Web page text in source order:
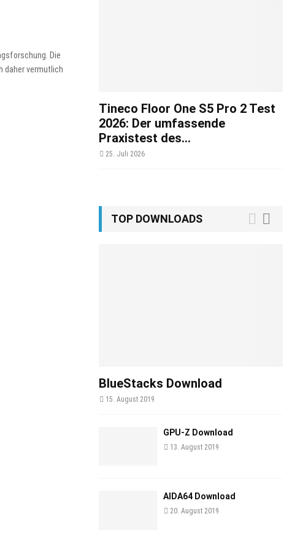
Die
daher vermutlich
Tineco Floor One S5 Pro 2 Test
2026: Der umfassende
Praxistest des...
25. Juli 2026
TOP DOWNLOADS
BlueStacks Download
15. August 2019
GPU-Z Download
13. August 2019
AIDA64 Download
20. August 2019